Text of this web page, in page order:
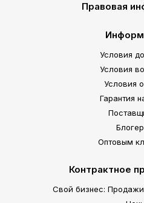
Правовая
Условия
Условия
Условия
Гарантия
Оптовым
Контрактное
Свой бизнес: